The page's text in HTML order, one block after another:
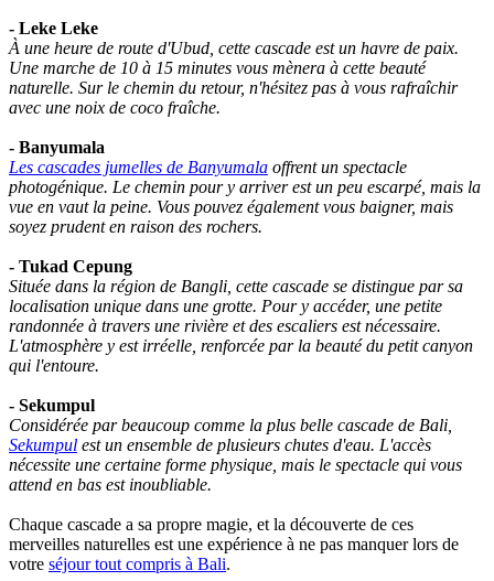
- Leke Leke
À une heure de route d'Ubud, cette cascade est un havre de paix.
Une marche de 10 à 15 minutes vous mènera à cette beauté
naturelle. Sur le chemin du retour, n'hésitez pas à vous rafraîchir
avec une noix de coco fraîche.
- Banyumala
Les cascades jumelles de Banyumala offrent un spectacle
photogénique. Le chemin pour y arriver est un peu escarpé, mais la
vue en vaut la peine. Vous pouvez également vous baigner, mais
soyez prudent en raison des rochers.
- Tukad Cepung
Située dans la région de Bangli, cette cascade se distingue par sa
localisation unique dans une grotte. Pour y accéder, une petite
randonnée à travers une rivière et des escaliers est nécessaire.
L'atmosphère y est irréelle, renforcée par la beauté du petit canyon
qui l'entoure.
- Sekumpul
Considérée par beaucoup comme la plus belle cascade de Bali,
Sekumpul est un ensemble de plusieurs chutes d'eau. L'accès
nécessite une certaine forme physique, mais le spectacle qui vous
attend en bas est inoubliable.
Chaque cascade a sa propre magie, et la découverte de ces
merveilles naturelles est une expérience à ne pas manquer lors de
votre séjour tout compris à Bali.